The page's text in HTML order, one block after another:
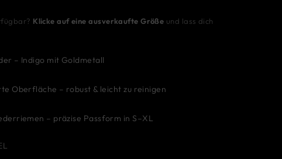
Klicke auf eine ausverkaufte Größe und lass dich
– Indigo mit Goldmetall
Oberfläche – robust & leicht zu reinigen
– präzise Passform in S–XL